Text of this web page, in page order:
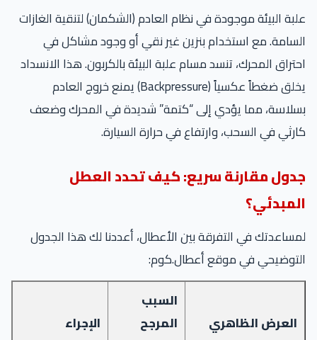
علبة البيئة موجودة في نظام العادم (الشكمان) لتنقية الغازات
السامة. مع استخدام بنزين غير نقي أو وجود مشاكل في
احتراق المحرك، تنسد مسام علبة البيئة بالكربون. هذا الانسداد
يخلق ضغطاً عكسياً (Backpressure) يمنع خروج العادم
بسلاسة، مما يؤدي إلى “كتمة” شديدة في المحرك وضعف
كارثي في السحب، وارتفاع في حرارة السيارة.
جدول مقارنة سريع: كيف تحدد العطل
المبدئي؟
لمساعدتك في التفرقة بين الأعطال، أعددنا لك هذا الجدول
التوضيحي في موقع أعطال.كوم:
العرض الظاهري
السبب
المرجح
الإجراء